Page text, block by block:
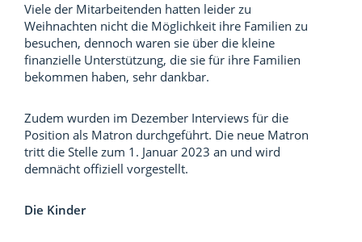
Viele der Mitarbeitenden hatten leider zu
Weihnachten nicht die Möglichkeit ihre Familien zu
besuchen, dennoch waren sie über die kleine
finanzielle Unterstützung, die sie für ihre Familien
bekommen haben, sehr dankbar.
Zudem wurden im Dezember Interviews für die
Position als Matron durchgeführt. Die neue Matron
tritt die Stelle zum 1. Januar 2023 an und wird
demnächt offiziell vorgestellt.
Die Kinder